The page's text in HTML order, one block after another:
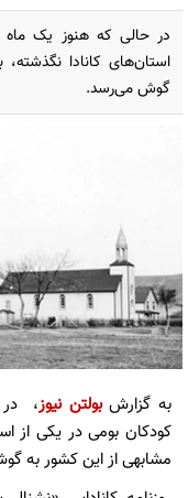
در حالی که هنوز یک
استان‌های کانادا
گوش می‌رسد.
به گزارشبولتن نیوز، در
کودکان بومی در یکی از
مشابهی از این کشور به